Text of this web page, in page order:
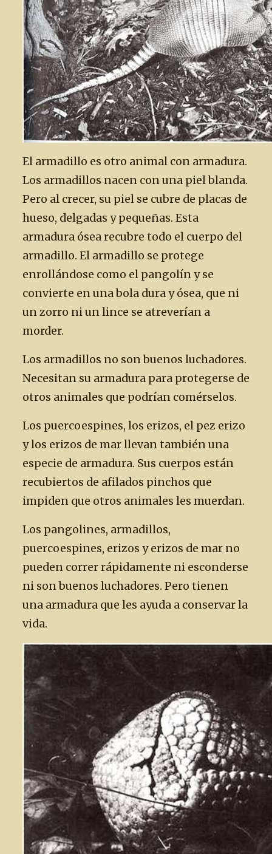
El armadillo es otro animal con armadura.
Los armadillos nacen con una piel blanda.
Pero al crecer, su piel se cubre de placas de
hueso, delgadas y pequeñas. Esta
armadura ósea recubre todo el cuerpo del
armadillo. El armadillo se protege
enrollándose como el pangolín y se
convierte en una bola dura y ósea, que ni
un zorro ni un lince se atreverían a
morder.
Los armadillos no son buenos luchadores.
Necesitan su armadura para protegerse de
otros animales que podrían comérselos.
Los puercoespines, los erizos, el pez erizo
y los erizos de mar llevan también una
especie de armadura. Sus cuerpos están
recubiertos de afilados pinchos que
impiden que otros animales les muerdan.
Los pangolines, armadillos,
puercoespines, erizos y erizos de mar no
pueden correr rápidamente ni esconderse
ni son buenos luchadores. Pero tienen
una armadura que les ayuda a conservar la
vida.